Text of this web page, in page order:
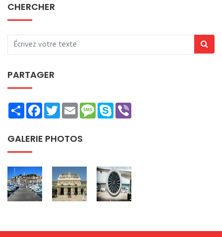
CHERCHER
PARTAGER
ShareFacebookTwitterEmailMessage
Skype
GALERIE PHOTOS